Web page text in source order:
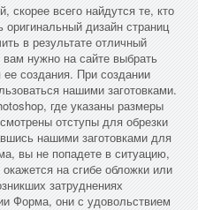
скорее всего найдутся те, кто
дизайн страниц
в результате отличный
нужно на сайте выбрать
создания. При создании
нашими заготовками.
где указаны размеры
отступы для обрезки
нашими заготовками для
вы не попадете в ситуацию,
на сгибе обложки или
затруднениях
Форма, они с удовольствием